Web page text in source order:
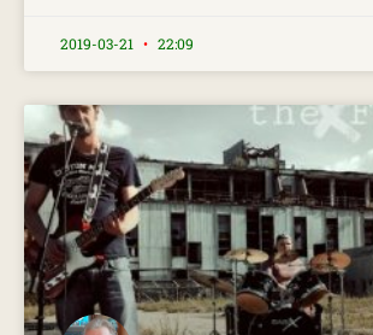
2019-03-21 22:09